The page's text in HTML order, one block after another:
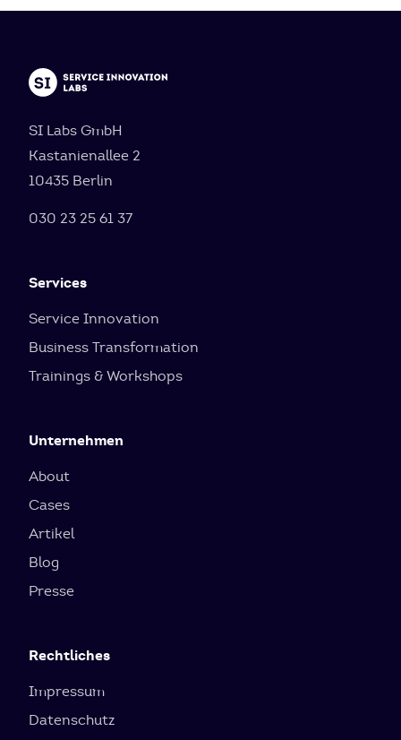
SI Labs GmbH
Kastanienallee 2
10435 Berlin
030 23 25 61 37
Services
Service Innovation
Business Transformation
Trainings & Workshops
Unternehmen
About
Cases
Artikel
Blog
Presse
Rechtliches
Impressum
Datenschutz